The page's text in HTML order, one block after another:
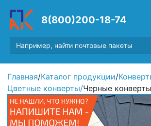
8(800)200-18-74
Главная/Каталог продукции/
Цветные конверты/Черные конверты